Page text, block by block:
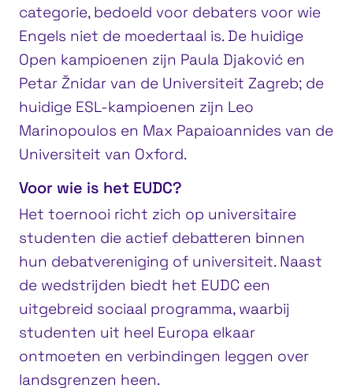
categorie, bedoeld voor debaters voor wie
Engels niet de moedertaal is. De huidige
Open kampioenen zijn Paula Djaković en
Petar Žnidar van de Universiteit Zagreb; de
huidige ESL-kampioenen zijn Leo
Marinopoulos en Max Papaioannides van de
Universiteit van Oxford.
Voor wie is het EUDC?
Het toernooi richt zich op universitaire
studenten die actief debatteren binnen
hun debatvereniging of universiteit. Naast
de wedstrijden biedt het EUDC een
uitgebreid sociaal programma, waarbij
studenten uit heel Europa elkaar
ontmoeten en verbindingen leggen over
landsgrenzen heen.